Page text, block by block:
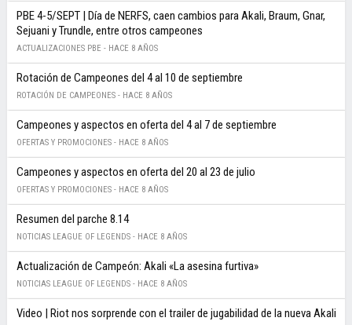
PBE 4-5/SEPT | Día de NERFS, caen cambios para Akali, Braum, Gnar,
Sejuani y Trundle, entre otros campeones
ACTUALIZACIONES PBE - HACE 8 AÑOS
Rotación de Campeones del 4 al 10 de septiembre
ROTACIÓN DE CAMPEONES - HACE 8 AÑOS
Campeones y aspectos en oferta del 4 al 7 de septiembre
OFERTAS Y PROMOCIONES - HACE 8 AÑOS
Campeones y aspectos en oferta del 20 al 23 de julio
OFERTAS Y PROMOCIONES - HACE 8 AÑOS
Resumen del parche 8.14
NOTICIAS LEAGUE OF LEGENDS - HACE 8 AÑOS
Actualización de Campeón: Akali «La asesina furtiva»
NOTICIAS LEAGUE OF LEGENDS - HACE 8 AÑOS
Video | Riot nos sorprende con el trailer de jugabilidad de la nueva Akali